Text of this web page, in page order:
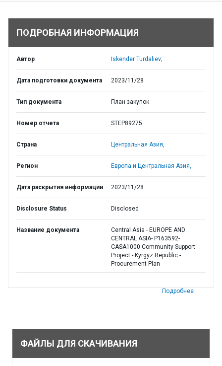
ПОДРОБНАЯ ИНФОРМАЦИЯ
Автор Iskender Turdaliev;
Дата подготовки документа 2023/11/28
Тип документа План закупок
Номер отчета STEP89275
Страна Центральная Азия,
Регион Европа и Центральная Азия,
Дата раскрытия информации 2023/11/28
Disclosure Status Disclosed
Название документа
Central Asia - EUROPE AND
CENTRAL ASIA- P163592-
CASA1000 Community Support
Project - Kyrgyz Republic -
Procurement Plan
Подробнее
ФАЙЛЫ ДЛЯ СКАЧИВАНИЯ